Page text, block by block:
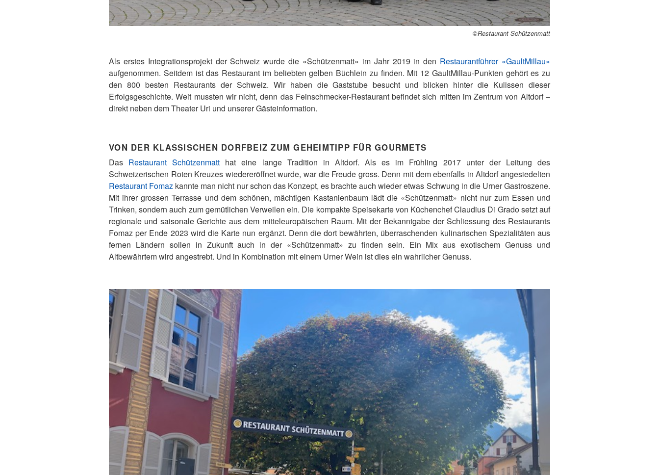
©Restaurant Schützenmatt
Als erstes Integrationsprojekt der Schweiz wurde die «Schützenmatt» im Jahr 2019 in den Restaurantführer «GaultMillau»
aufgenommen. Seitdem ist das Restaurant im beliebten gelben Büchlein zu finden. Mit 12 GaultMillau-Punkten gehört es zu
den 800 besten Restaurants der Schweiz. Wir haben die Gaststube besucht und blicken hinter die Kulissen dieser
Erfolgsgeschichte. Weit mussten wir nicht, denn das Feinschmecker-Restaurant befindet sich mitten im Zentrum von Altdorf –
direkt neben dem Theater Uri und unserer Gästeinformation.
VON DER KLASSISCHEN DORFBEIZ ZUM GEHEIMTIPP FÜR GOURMETS
Das Restaurant Schützenmatt hat eine lange Tradition in Altdorf. Als es im Frühling 2017 unter der Leitung des
Schweizerischen Roten Kreuzes wiedereröffnet wurde, war die Freude gross. Denn mit dem ebenfalls in Altdorf angesiedelten
Restaurant Fomaz kannte man nicht nur schon das Konzept, es brachte auch wieder etwas Schwung in die Urner Gastroszene.
Mit ihrer grossen Terrasse und dem schönen, mächtigen Kastanienbaum lädt die «Schützenmatt» nicht nur zum Essen und
Trinken, sondern auch zum gemütlichen Verweilen ein. Die kompakte Speisekarte von Küchenchef Claudius Di Grado setzt auf
regionale und saisonale Gerichte aus dem mitteleuropäischen Raum. Mit der Bekanntgabe der Schliessung des Restaurants
Fomaz per Ende 2023 wird die Karte nun ergänzt. Denn die dort bewährten, überraschenden kulinarischen Spezialitäten aus
fernen Ländern sollen in Zukunft auch in der «Schützenmatt» zu finden sein. Ein Mix aus exotischem Genuss und
Altbewährtem wird angestrebt. Und in Kombination mit einem Urner Wein ist dies ein wahrlicher Genuss.